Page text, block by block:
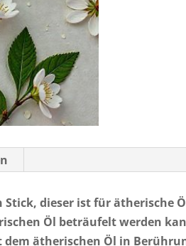
Stick, dieser ist für ätherische
Öl beträufelt werden
ätherischen Öl in